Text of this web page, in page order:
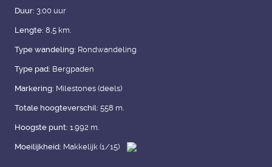
Duur: 3:00 uur
Lengte: 8,5 km.
Type wandeling: Rondwandeling
Type pad: Bergpaden
Markering: Milestones (deels)
Totale hoogteverschil: 558 m.
Hoogste punt: 1.992 m.
Moeilijkheid: Makkelijk (1/15)